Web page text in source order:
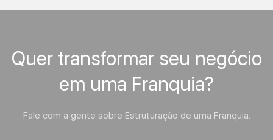
Quer transformar seu negócio
em uma Franquia?
Fale com a gente sobre Estruturação de uma Franquia.